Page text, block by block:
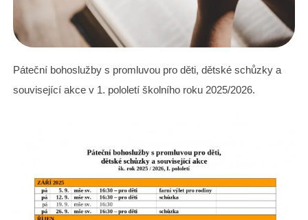
Páteční bohoslužby s promluvou pro děti, dětské schůzky a
související akce v 1. pololetí školního roku 2025/2026.